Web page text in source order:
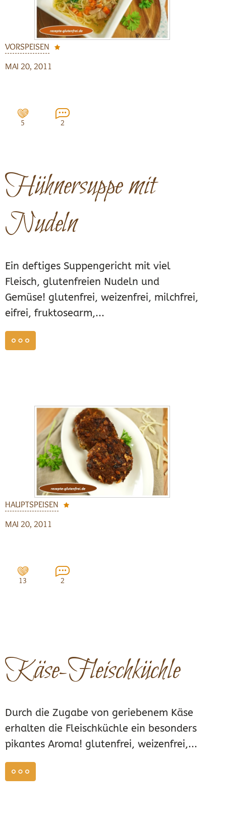
VORSPEISEN
MAI 20, 2011
5 2
Hühnersuppe mit
Nudeln
Ein deftiges Suppengericht mit viel
Fleisch, glutenfreien Nudeln und
Gemüse! glutenfrei, weizenfrei, milchfrei,
eifrei, fruktosearm,...
HAUPTSPEISEN
MAI 20, 2011
13 2
Käse-Fleischküchle
Durch die Zugabe von geriebenem Käse
erhalten die Fleischküchle ein besonders
pikantes Aroma! glutenfrei, weizenfrei,...